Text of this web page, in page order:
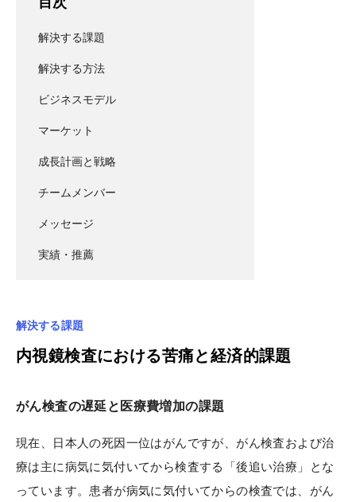
解決する課題
解決する方法
ビジネスモデル
マーケット
成長計画と戦略
チームメンバー
メッセージ
実績・推薦
解決する課題
内視鏡検査における苦痛と経済的課題
がん検査の遅延と医療費増加の課題
現在、日本人の死因一位はがんですが、がん検査および治
療は主に病気に気付いてから検査する「後追い治療」とな
っています。患者が病気に気付いてからの検査では、がん